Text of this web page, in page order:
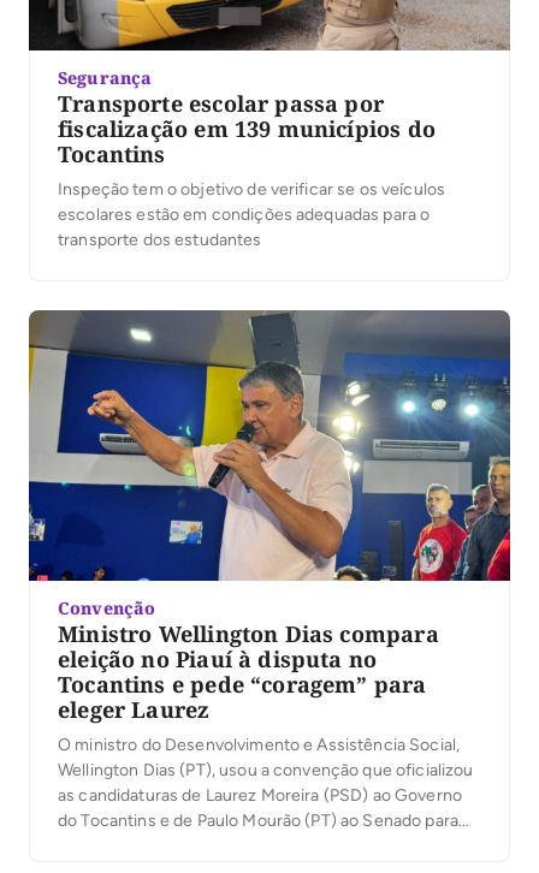
Segurança
Transporte escolar passa por
fiscalização em 139 municípios do
Tocantins
Inspeção tem o objetivo de verificar se os veículos
escolares estão em condições adequadas para o
transporte dos estudantes
Convenção
Ministro Wellington Dias compara
eleição no Piauí à disputa no
Tocantins e pede “coragem” para
eleger Laurez
O ministro do Desenvolvimento e Assistência Social,
Wellington Dias (PT), usou a convenção que oficializou
as candidaturas de Laurez Moreira (PSD) ao Governo
do Tocantins e de Paulo Mourão (PT) ao Senado para